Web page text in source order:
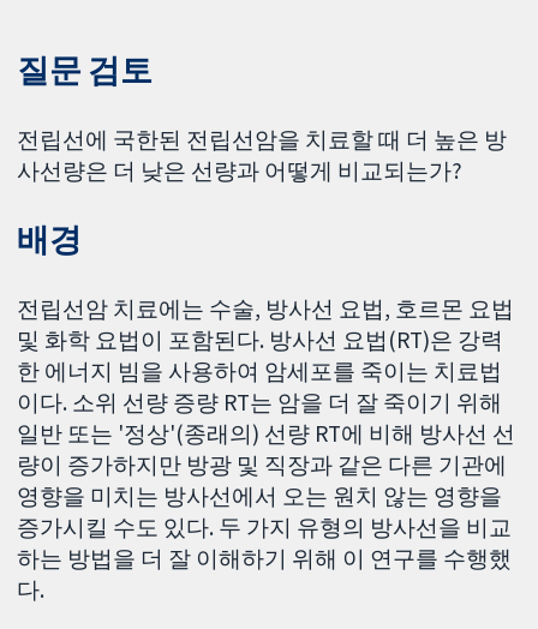
질문 검토
전립선에 국한된 전립선암을 치료할 때 더 높은 방
사선량은 더 낮은 선량과 어떻게 비교되는가?
배경
전립선암 치료에는 수술, 방사선 요법, 호르몬 요법
및 화학 요법이 포함된다. 방사선 요법(RT)은 강력
한 에너지 빔을 사용하여 암세포를 죽이는 치료법
이다. 소위 선량 증량 RT는 암을 더 잘 죽이기 위해
일반 또는 '정상'(종래의) 선량 RT에 비해 방사선 선
량이 증가하지만 방광 및 직장과 같은 다른 기관에
영향을 미치는 방사선에서 오는 원치 않는 영향을
증가시킬 수도 있다. 두 가지 유형의 방사선을 비교
하는 방법을 더 잘 이해하기 위해 이 연구를 수행했
다.